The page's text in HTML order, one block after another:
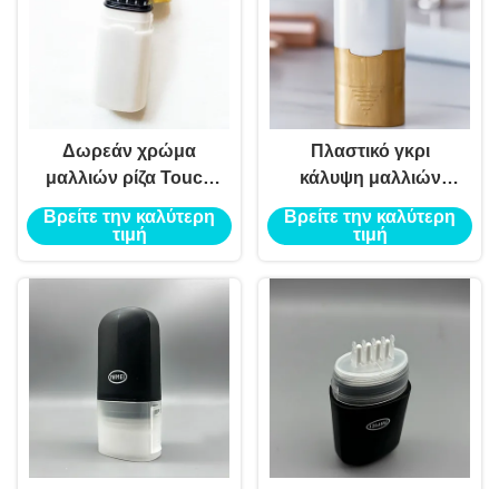
Δωρεάν χρώμα
μαλλιών ρίζα Touch
Up Stick συσκευασία
με λογότυπο κενό
Concealer σωλήνα
Βρείτε την καλύτερη
τιμή
Πλαστικό γκρι
κάλυψη μαλλιών
μολύβι συσκευασία
Touch Up Stick
βαφή μαλλιών υψηλή
Βρείτε την καλύτερη
τιμή